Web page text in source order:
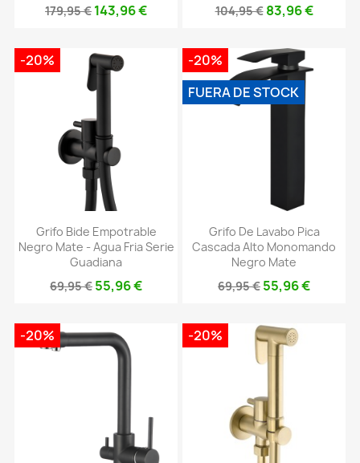
179,95 € 143,96 € 104,95 € 83,96 €
Grifo Bide Empotrable
Negro Mate - Agua Fria Serie
Guadiana
69,95 € 55,96 €
-20%
Grifo De Lavabo Pica
Cascada Alto Monomando
Negro Mate
69,95 € 55,96 €
-20%
FUERA DE STOCK
-20% -20%